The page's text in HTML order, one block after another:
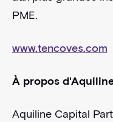
PME.
www.tencoves.com
À propos
Aquiline Capital